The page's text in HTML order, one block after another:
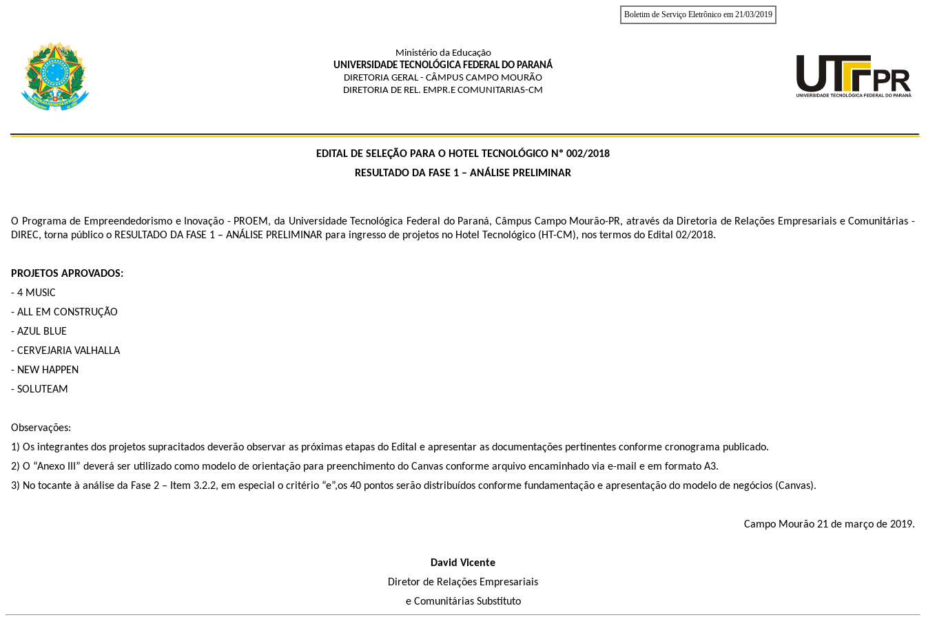
Boletim de Serviço Eletrônico em 21/03/2019
Ministério da Educação
UNIVERSIDADE TECNOLÓGICA FEDERAL DO PARANÁ
DIRETORIA GERAL - CÂMPUS CAMPO MOURÃO
DIRETORIA DE REL. EMPR.E COMUNITARIAS-CM
EDITAL DE SELEÇÃO PARA O HOTEL TECNOLÓGICO Nº 002/2018
RESULTADO DA FASE 1 – ANÁLISE PRELIMINAR
O Programa de Empreendedorismo e Inovação - PROEM, da Universidade Tecnológica Federal do Paraná, Câmpus Campo Mourão-PR, através da Diretoria de Relações Empresariais e Comunitárias -
DIREC, torna público o RESULTADO DA FASE 1 – ANÁLISE PRELIMINAR para ingresso de projetos no Hotel Tecnológico (HT-CM), nos termos do Edital 02/2018.
PROJETOS APROVADOS:
- 4 MUSIC
- ALL EM CONSTRUÇÃO
- AZUL BLUE
- CERVEJARIA VALHALLA
- NEW HAPPEN
- SOLUTEAM
Observações:
1) Os integrantes dos projetos supracitados deverão observar as próximas etapas do Edital e apresentar as documentações pertinentes conforme cronograma publicado.
2) O “Anexo III” deverá ser utilizado como modelo de orientação para preenchimento do Canvas conforme arquivo encaminhado via e-mail e em formato A3.
3) No tocante à análise da Fase 2 – Item 3.2.2, em especial o critério “e”,os 40 pontos serão distribuídos conforme fundamentação e apresentação do modelo de negócios (Canvas).
Campo Mourão 21 de março de 2019.
David Vicente
Diretor de Relações Empresariais
e Comunitárias Substituto